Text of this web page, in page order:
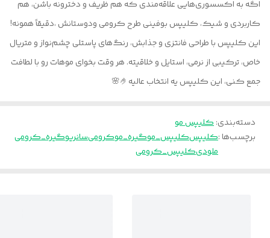
اگه به اکسسوری‌هایی علاقه‌مندی که هم ظریف و دخترونه باشن، هم
کاربردی و شیک، کلیپس بوفینی طرح کرومی و‌دوستانش ،دقیقاً همونه!
این کلیپس با طراحی فانتزی و جذابش، رنگ‌های پاستلی چشم‌نواز و متریال
خاص، ترکیبی از نرمی، استایل و خلاقیته. هر وقت بخوای موهات رو با لطافت
جمع کنی، این کلیپس یه انتخاب عالیه🤌🌸
دسته‌بندی:کلیپس مو
برچسب‌ها :کلیپسکلیپس_موگیره_موکرومیسانریوگیره_کرومی
ملودیکلیپس_کرومی